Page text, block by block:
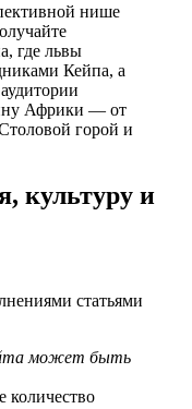
нише
где львы
Кейпа, а
Африки — от
горой и
культуру и
статьями
может быть
количество